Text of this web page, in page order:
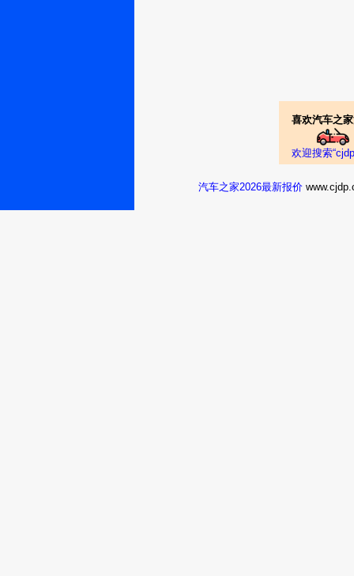
不错的一辆车，空间
凌特2016款 畅旅
喜欢汽车之
欢迎搜索
汽车之家2026最新报价